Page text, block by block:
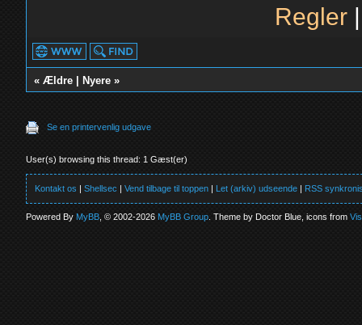
Regler
«Ældre Nyere »
Se en printervenlig udgave
User(s) browsing this thread: 1 Gæst(er)
Kontakt os |Shellsec |Vend tilbage til toppen | Let (arkiv) udseende | RSS
Powered By MyBB , © 2002-2026 MyBB Group . Theme by Doctor Blue, icons from